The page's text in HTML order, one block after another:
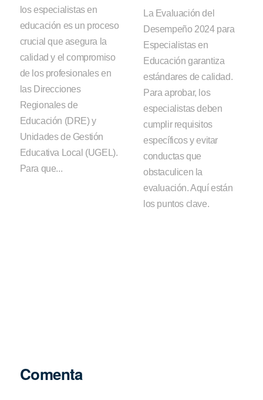
los especialistas en
educación es un proceso
crucial que asegura la
calidad y el compromiso
de los profesionales en
las Direcciones
Regionales de
Educación (DRE) y
Unidades de Gestión
Educativa Local (UGEL).
Para que...
La Evaluación del
Desempeño 2024 para
Especialistas en
Educación garantiza
estándares de calidad.
Para aprobar, los
especialistas deben
cumplir requisitos
específicos y evitar
conductas que
obstaculicen la
evaluación. Aquí están
los puntos clave.
Comenta